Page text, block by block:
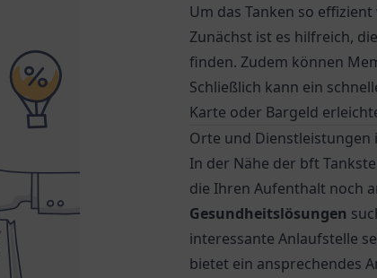
Um das Tanken so
Zunächst ist es hilfreich,
finden. Zudem können
Schließlich kann ein
Karte oder Bargeld
Orte und Dienstleistungen
In der Nähe der bft
die Ihren Aufenthalt noch
Gesundheitslösungen
interessante Anlaufstelle
bietet ein ansprechendes